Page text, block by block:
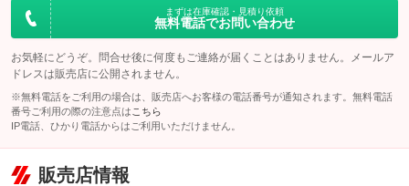
まずは在庫確認・見積り依頼
無料電話でお問い合わせ
お気軽にどうぞ。問合せ後に何度もご連絡が届くことはありません。メールア
ドレスは販売店に公開されません。
※無料電話をご利用の場合は、販売店へお客様の電話番号が通知されます。無料電話
番号ご利用の際の注意点は こちら
IP電話、ひかり電話からはご利用いただけません。
販売店情報